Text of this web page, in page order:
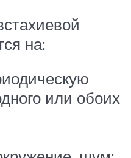
на:
или обоих